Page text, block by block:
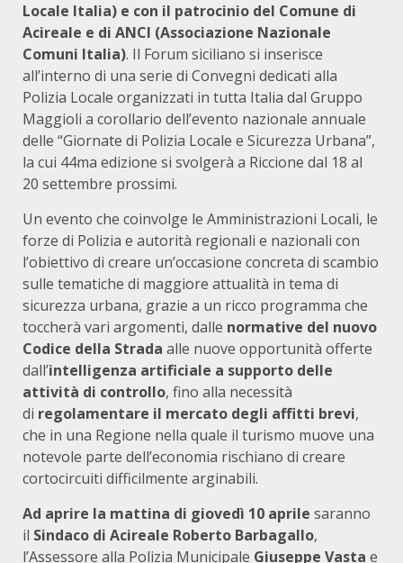
Locale Italia) e con il patrocinio del Comune di
Acireale e di ANCI (Associazione Nazionale
Comuni Italia). Il Forum siciliano si inserisce
all’interno di una serie di Convegni dedicati alla
Polizia Locale organizzati in tutta Italia dal Gruppo
Maggioli a corollario dell’evento nazionale annuale
delle “Giornate di Polizia Locale e Sicurezza Urbana”,
la cui 44ma edizione si svolgerà a Riccione dal 18 al
20 settembre prossimi.
Un evento che coinvolge le Amministrazioni Locali, le
forze di Polizia e autorità regionali e nazionali con
l’obiettivo di creare un’occasione concreta di scambio
sulle tematiche di maggiore attualità in tema di
sicurezza urbana, grazie a un ricco programma che
toccherà vari argomenti, dalle normative del nuovo
Codice della Strada alle nuove opportunità offerte
dall’intelligenza artificiale a supporto delle
attività di controllo, fino alla necessità
di regolamentare il mercato degli affitti brevi,
che in una Regione nella quale il turismo muove una
notevole parte dell’economia rischiano di creare
cortocircuiti difficilmente arginabili.
Ad aprire la mattina di giovedì 10 aprile saranno
il Sindaco di Acireale Roberto Barbagallo,
l’Assessore alla Polizia Municipale Giuseppe Vasta e